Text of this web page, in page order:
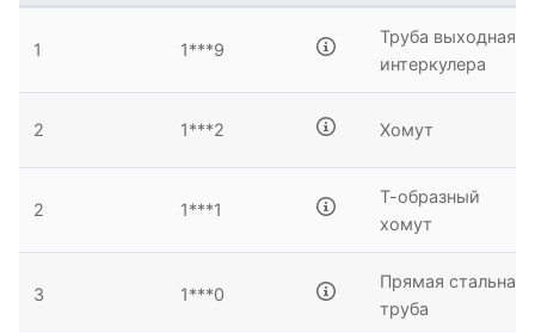
5
6
10
1 1***9
Труба выходная
интеркулера
2 1***2 Хомут
2 1***1
Т-образный
хомут
3 1***0
Прямая стальная
труба